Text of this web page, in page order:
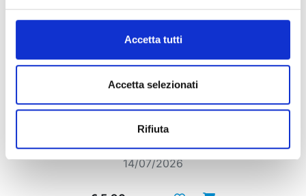
Accetta tutti
Accetta selezionati
Rifiuta
14/07/2026